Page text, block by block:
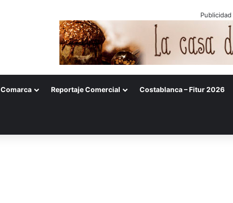
Publicidad
Comarca Reportaje Comercial Costablanca – Fitur 2026